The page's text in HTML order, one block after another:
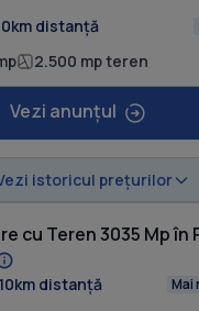
distanță
2.500 mp teren
Vezi anunțul
istoricul prețurilor
cu Teren 3035 Mp în
distanță Mai